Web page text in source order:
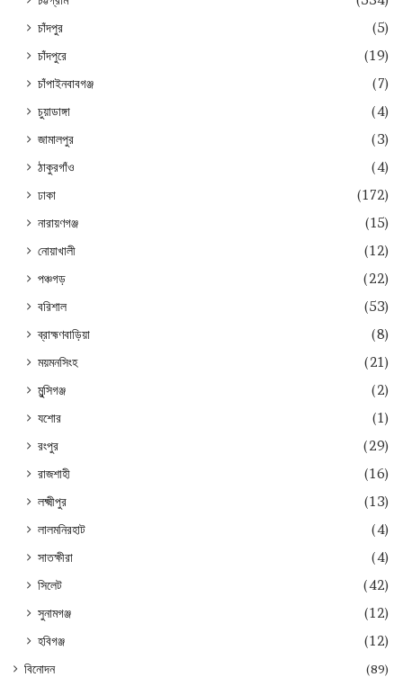
চাঁদপুর
(5)
চাঁদপুরে
(19)
চাঁপাইনবাবগঞ্জ
(7)
চুয়াডাঙ্গা
(4)
জামালপুর
(3)
ঠাকুরগাঁও
(4)
ঢাকা
(172)
নারায়ণগঞ্জ
(15)
নোয়াখালী
(12)
পঞ্চগড়
(22)
বরিশাল
(53)
ব্রাহ্মণবাড়িয়া
(8)
ময়মনসিংহ
(21)
মুন্সিগঞ্জ
(2)
যশোর
(1)
রংপুর
(29)
রাজশাহী
(16)
লক্ষ্মীপুর
(13)
লালমনিরহাট
(4)
সাতক্ষীরা
(4)
সিলেট
(42)
সুনামগঞ্জ
(12)
হবিগঞ্জ
(12)
বিনোদন (89)